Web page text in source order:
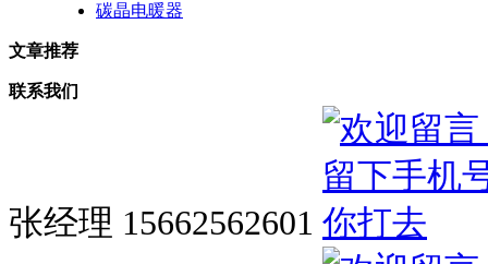
碳晶电暖器
文章推荐
联系我们
张经理 15662562601